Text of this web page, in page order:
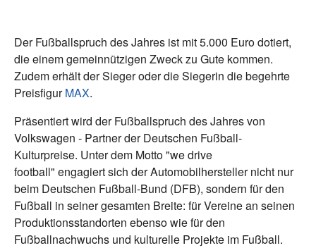
Der Fußballspruch des Jahres ist mit 5.000 Euro dotiert,
die einem gemeinnützigen Zweck zu Gute kommen.
Zudem erhält der Sieger oder die Siegerin die begehrte
PreisfigurMAX.
Präsentiert wird der Fußballspruch des Jahres von
Volkswagen - Partner der Deutschen Fußball-
Kulturpreise. Unter dem Motto "we drive
football" engagiert sich der Automobilhersteller nicht nur
beim Deutschen Fußball-Bund (DFB), sondern für den
Fußball in seiner gesamten Breite: für Vereine an seinen
Produktionsstandorten ebenso wie für den
Fußballnachwuchs und kulturelle Projekte im Fußball.